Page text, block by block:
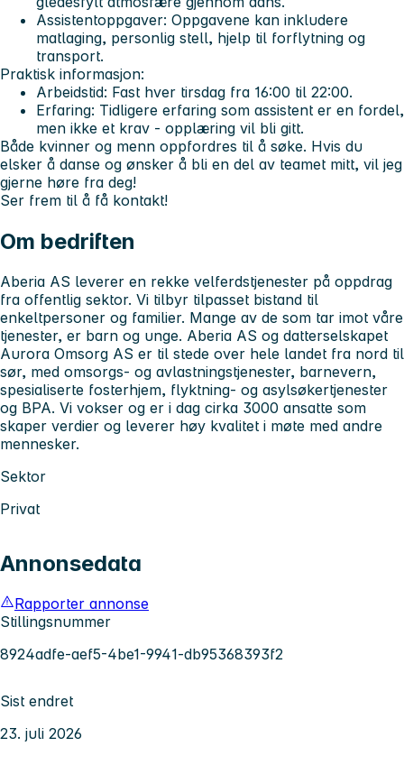
Assistentoppgaver: Oppgavene kan inkludere
matlaging, personlig stell, hjelp til forflytning og
transport.
Praktisk informasjon:
Arbeidstid: Fast hver tirsdag fra 16:00 til 22:00.
Erfaring: Tidligere erfaring som assistent er en fordel,
men ikke et krav - opplæring vil bli gitt.
Både kvinner og menn oppfordres til å søke. Hvis du
elsker å danse og ønsker å bli en del av teamet mitt, vil jeg
gjerne høre fra deg!
Ser frem til å få kontakt!
Om bedriften
Aberia AS leverer en rekke velferdstjenester på oppdrag
fra offentlig sektor. Vi tilbyr tilpasset bistand til
enkeltpersoner og familier. Mange av de som tar imot våre
tjenester, er barn og unge. Aberia AS og datterselskapet
Aurora Omsorg AS er til stede over hele landet fra nord til
sør, med omsorgs- og avlastningstjenester, barnevern,
spesialiserte fosterhjem, flyktning- og asylsøkertjenester
og BPA. Vi vokser og er i dag cirka 3000 ansatte som
skaper verdier og leverer høy kvalitet i møte med andre
mennesker.
Sektor
Privat
Annonsedata
Rapporter annonse
Stillingsnummer
8924adfe-aef5-4be1-9941-db95368393f2
Sist endret
23. juli 2026